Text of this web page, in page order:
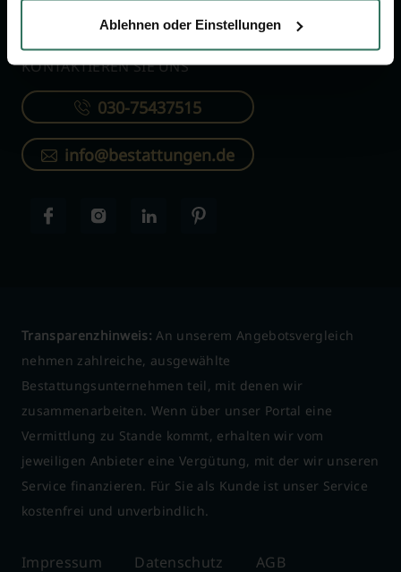
Ablehnen oder Einstellungen
KONTAKTIEREN SIE UNS
030-75437515
info@bestattungen.de
Transparenzhinweis: An unserem Angebotsvergleich
nehmen zahlreiche, ausgewählte
Bestattungsunternehmen teil, mit denen wir
zusammenarbeiten. Wenn über unser Portal eine
Vermittlung zu Stande kommt, erhalten wir vom
jeweiligen Anbieter eine Vergütung, mit der wir unseren
Service finanzieren. Für Sie als Kunde ist unser Service
kostenfrei und unverbindlich.
Impressum Datenschutz AGB